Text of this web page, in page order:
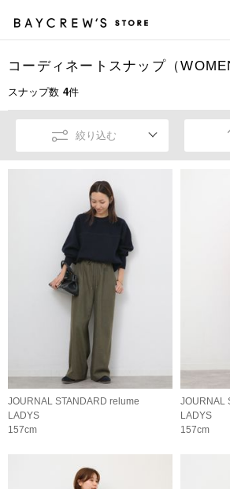
コーディネートスナップ（
スナップ数 4件
絞り込む
JOURNAL STANDARD relume
LADYS
157cm
JOURNAL
LADYS
157cm